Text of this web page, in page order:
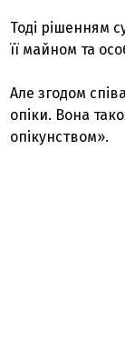
Тоді рішенням
її майном та
Але згодом
опіки. Вона
опікунством».